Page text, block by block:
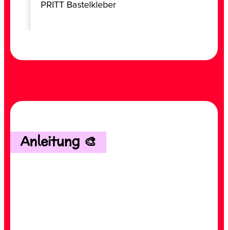
PRITT Bastelkleber
Anleitung 🎨